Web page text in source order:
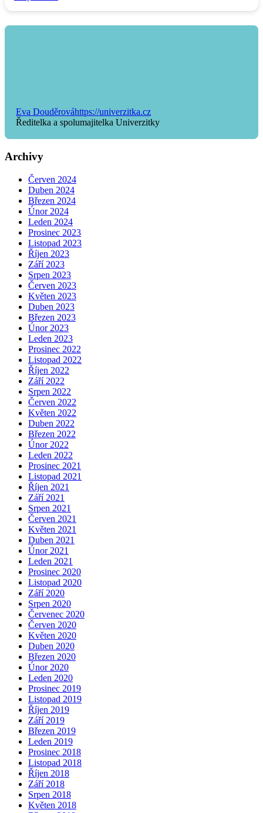
Eva Douděrováhttps://univerzitka.cz
Ředitelka a spolumajitelka Univerzitky
Archivy
Červen 2024
Duben 2024
Březen 2024
Únor 2024
Leden 2024
Prosinec 2023
Listopad 2023
Říjen 2023
Září 2023
Srpen 2023
Červen 2023
Květen 2023
Duben 2023
Březen 2023
Únor 2023
Leden 2023
Prosinec 2022
Listopad 2022
Říjen 2022
Září 2022
Srpen 2022
Červen 2022
Květen 2022
Duben 2022
Březen 2022
Únor 2022
Leden 2022
Prosinec 2021
Listopad 2021
Říjen 2021
Září 2021
Srpen 2021
Červen 2021
Květen 2021
Duben 2021
Únor 2021
Leden 2021
Prosinec 2020
Listopad 2020
Září 2020
Srpen 2020
Červenec 2020
Červen 2020
Květen 2020
Duben 2020
Březen 2020
Únor 2020
Leden 2020
Prosinec 2019
Listopad 2019
Říjen 2019
Září 2019
Březen 2019
Leden 2019
Prosinec 2018
Listopad 2018
Říjen 2018
Září 2018
Srpen 2018
Květen 2018